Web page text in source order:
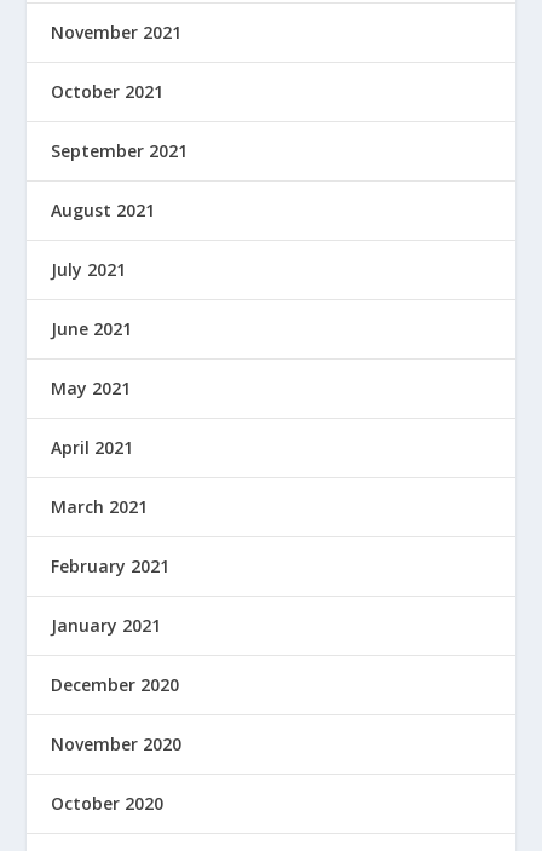
November 2021
October 2021
September 2021
August 2021
July 2021
June 2021
May 2021
April 2021
March 2021
February 2021
January 2021
December 2020
November 2020
October 2020